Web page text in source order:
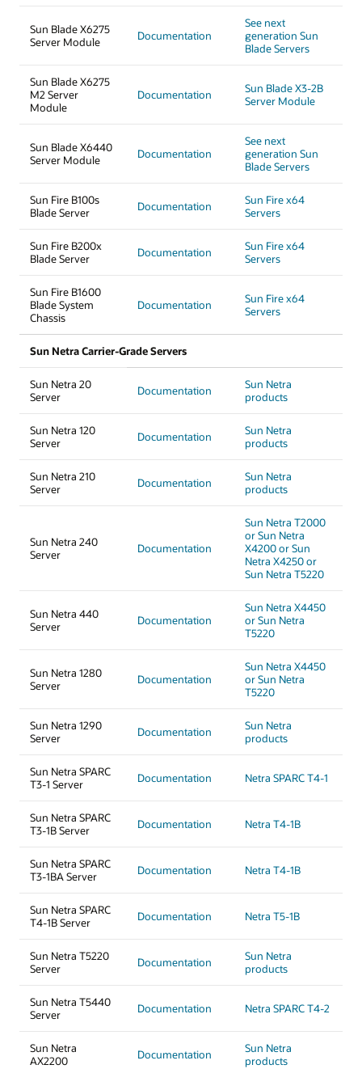
Sun Blade X6275
Server Module
Documentation
See next
generation Sun
Blade Servers
Sun Blade X6275
M2 Server
Module
Documentation
Sun Blade X3-2B
Server Module
Sun Blade X6440
Server Module
Documentation
See next
generation Sun
Blade Servers
Sun Fire B100s
Blade Server
Documentation
Sun Fire x64
Servers
Sun Fire B200x
Blade Server
Documentation
Sun Fire x64
Servers
Sun Fire B1600
Blade System
Chassis
Documentation
Sun Fire x64
Servers
Sun Netra Carrier-Grade Servers
Sun Netra 20
Server
Documentation
Sun Netra
products
Sun Netra 120
Server
Documentation
Sun Netra
products
Sun Netra 210
Server
Documentation
Sun Netra
products
Sun Netra 240
Server
Documentation
Sun Netra T2000
or Sun Netra
X4200 or Sun
Netra X4250 or
Sun Netra T5220
Sun Netra 440
Server
Documentation
Sun Netra X4450
or Sun Netra
T5220
Sun Netra 1280
Server
Documentation
Sun Netra X4450
or Sun Netra
T5220
Sun Netra 1290
Server
Documentation
Sun Netra
products
Sun Netra SPARC
T3-1 Server
Documentation Netra SPARC T4-1
Sun Netra SPARC
T3-1B Server
Documentation Netra T4-1B
Sun Netra SPARC
T3-1BA Server
Documentation Netra T4-1B
Sun Netra SPARC
T4-1B Server
Documentation Netra T5-1B
Sun Netra T5220
Server
Documentation
Sun Netra
products
Sun Netra T5440
Server
Documentation Netra SPARC T4-2
Sun Netra
AX2200
Documentation
Sun Netra
products